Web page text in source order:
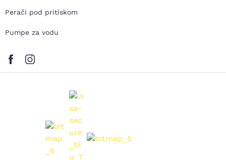
Perači pod pritiskom
Pumpe za vodu